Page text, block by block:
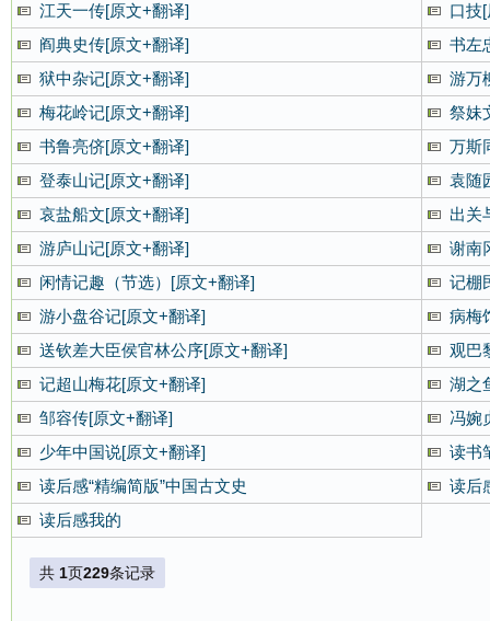
江天一传[原文+翻译]
口技
阎典史传[原文+翻译]
书左
狱中杂记[原文+翻译]
游万
梅花岭记[原文+翻译]
祭妹
书鲁亮侪[原文+翻译]
万斯
登泰山记[原文+翻译]
袁随
哀盐船文[原文+翻译]
出关
游庐山记[原文+翻译]
谢南
闲情记趣（节选）[原文+翻译]
记棚
游小盘谷记[原文+翻译]
病梅
送钦差大臣侯官林公序[原文+翻译]
观巴
记超山梅花[原文+翻译]
湖之
邹容传[原文+翻译]
冯婉
少年中国说[原文+翻译]
读书
读后感“精编简版”中国古文史
读后
读后感我的
共 1页229条记录